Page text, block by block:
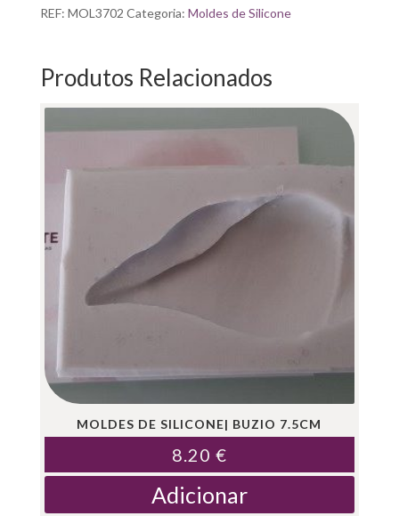
SILICONE|
REF: MOL3702 Categoria: Moldes de Silicone
Produtos Relacionados
MOLDES DE SILICONE| BUZIO 7.5CM
8.20 €
Adicionar